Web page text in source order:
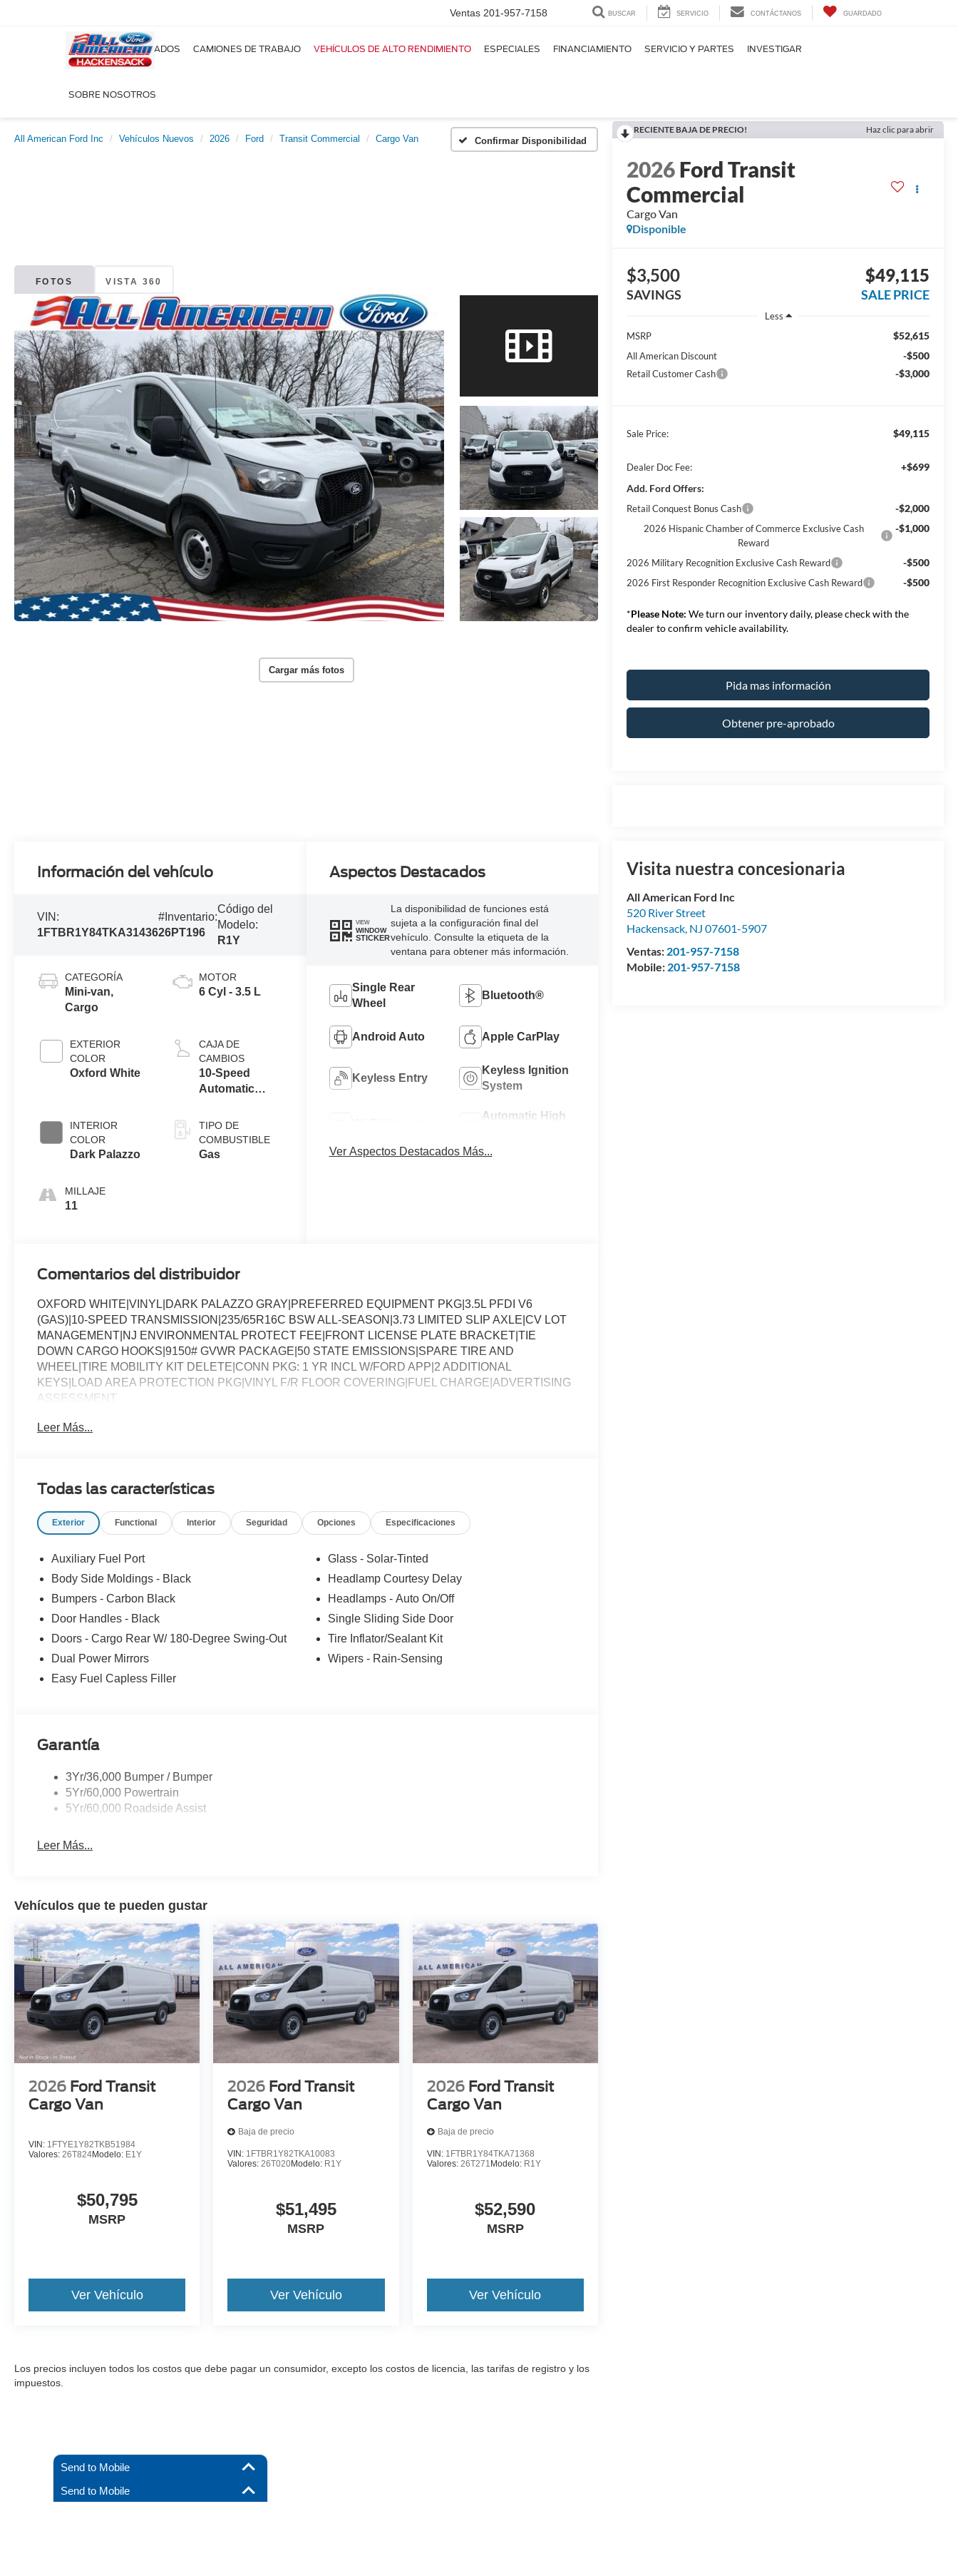
Ventas 201-957-7158 BUSCAR SERVICIO CONTÁCTANOS GUARDADO
NUEVOS USADOS CAMIONES DE TRABAJO VEHÍCULOS DE ALTO RENDIMIENTO ESPECIALES FINANCIAMIENTO SERVICIO Y PARTES INVESTIGAR
SOBRE NOSOTROS
All American Ford Inc Vehículos Nuevos 2026 Ford Transit Commercial Cargo Van Confirmar Disponibilidad
FOTOS VISTA 360
Cargar más fotos
RECIENTE BAJA DE PRECIO! Haz clic para abrir
2026Ford Transit
Commercial
Cargo Van
Disponible
$3,500
SAVINGS
$49,115
SALE PRICE
Less
MSRP
$52,615
All American Discount -$500
Retail Customer Cash -$3,000
Sale Price: $49,115
Dealer Doc Fee:
+$699
Add. Ford Offers:
Retail Conquest Bonus Cash -$2,000
2026 Hispanic Chamber of Commerce Exclusive Cash
Reward
-$1,000
2026 Military Recognition Exclusive Cash Reward -$500
2026 First Responder Recognition Exclusive Cash Reward -$500
*Please Note: We turn our inventory daily, please check with the
dealer to confirm vehicle availability.
Pida mas información
Obtener pre-aprobado
Visita nuestra concesionaria
All American Ford Inc
520 River Street
Hackensack, NJ 07601-5907
Ventas: 201-957-7158
Mobile: 201-957-7158
Información del vehículo
VIN:
1FTBR1Y84TKA31436
#Inventario:
26PT196
Código del
Modelo:
R1Y
CATEGORÍA
Mini-van,
Cargo
EXTERIOR
COLOR
Oxford White
INTERIOR
COLOR
Dark Palazzo
MILLAJE
11
MOTOR
6 Cyl - 3.5 L
CAJA DE
CAMBIOS
10-Speed
Automatic
SelectShift®
Transmission
TIPO DE
COMBUSTIBLE
Gas
Aspectos Destacados
VIEW
WINDOW
STICKER
La disponibilidad de funciones está
sujeta a la configuración final del
vehículo. Consulte la etiqueta de la
ventana para obtener más información.
Single Rear
Wheel
Bluetooth®
Android Auto Apple CarPlay
Keyless Entry
Keyless Ignition
System
Automatic High
Ver Aspectos Destacados Más...
Comentarios del distribuidor
OXFORD WHITE|VINYL|DARK PALAZZO GRAY|PREFERRED EQUIPMENT PKG|3.5L PFDI V6
(GAS)|10-SPEED TRANSMISSION|235/65R16C BSW ALL-SEASON|3.73 LIMITED SLIP AXLE|CV LOT
MANAGEMENT|NJ ENVIRONMENTAL PROTECT FEE|FRONT LICENSE PLATE BRACKET|TIE
DOWN CARGO HOOKS|9150# GVWR PACKAGE|50 STATE EMISSIONS|SPARE TIRE AND
WHEEL|TIRE MOBILITY KIT DELETE|CONN PKG: 1 YR INCL W/FORD APP|2 ADDITIONAL
KEYS|LOAD AREA PROTECTION PKG|VINYL F/R FLOOR COVERING|FUEL CHARGE|ADVERTISING
ASSESSMENT
Leer Más...
Todas las características
Exterior Functional Interior Seguridad Opciones Especificaciones
Auxiliary Fuel Port
Body Side Moldings - Black
Bumpers - Carbon Black
Door Handles - Black
Doors - Cargo Rear W/ 180-Degree Swing-Out
Dual Power Mirrors
Easy Fuel Capless Filler
Glass - Solar-Tinted
Headlamp Courtesy Delay
Headlamps - Auto On/Off
Single Sliding Side Door
Tire Inflator/Sealant Kit
Wipers - Rain-Sensing
Garantía
3Yr/36,000 Bumper / Bumper
5Yr/60,000 Powertrain
5Yr/60,000 Roadside Assist
Leer Más...
Vehículos que te pueden gustar
2026 Ford Transit
Cargo Van
VIN: 1FTYE1Y82TKB51984
Valores: 26T824Modelo: E1Y
$50,795
MSRP
Ver Vehículo
2026 Ford Transit
Cargo Van
Baja de precio
VIN: 1FTBR1Y82TKA10083
Valores: 26T020Modelo: R1Y
$51,495
MSRP
Ver Vehículo
2026 Ford Transit
Cargo Van
Baja de precio
VIN: 1FTBR1Y84TKA71368
Valores: 26T271 Modelo: R1Y
$52,590
MSRP
Ver Vehículo
Los precios incluyen todos los costos que debe pagar un consumidor, excepto los costos de licencia, las tarifas de registro y los
impuestos.
Send to Mobile
Send to Mobile